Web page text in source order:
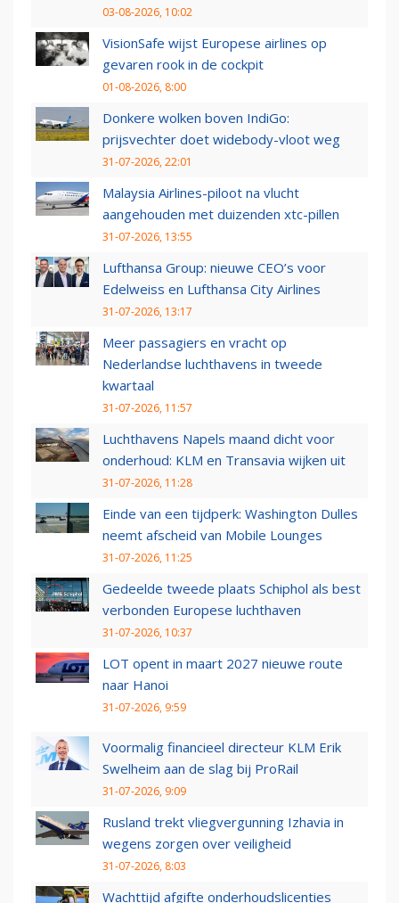
03-08-2026, 10:02
VisionSafe wijst Europese airlines op
gevaren rook in de cockpit
01-08-2026, 8:00
Donkere wolken boven IndiGo:
prijsvechter doet widebody-vloot weg
31-07-2026, 22:01
Malaysia Airlines-piloot na vlucht
aangehouden met duizenden xtc-pillen
31-07-2026, 13:55
Lufthansa Group: nieuwe CEO’s voor
Edelweiss en Lufthansa City Airlines
31-07-2026, 13:17
Meer passagiers en vracht op
Nederlandse luchthavens in tweede
kwartaal
31-07-2026, 11:57
Luchthavens Napels maand dicht voor
onderhoud: KLM en Transavia wijken uit
31-07-2026, 11:28
Einde van een tijdperk: Washington Dulles
neemt afscheid van Mobile Lounges
31-07-2026, 11:25
Gedeelde tweede plaats Schiphol als best
verbonden Europese luchthaven
31-07-2026, 10:37
LOT opent in maart 2027 nieuwe route
naar Hanoi
31-07-2026, 9:59
Voormalig financieel directeur KLM Erik
Swelheim aan de slag bij ProRail
31-07-2026, 9:09
Rusland trekt vliegvergunning Izhavia in
wegens zorgen over veiligheid
31-07-2026, 8:03
Wachttijd afgifte onderhoudslicenties